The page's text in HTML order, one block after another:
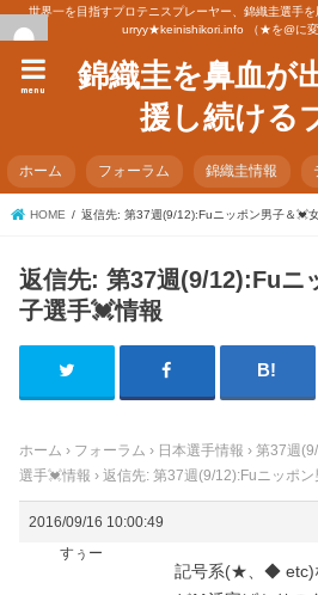
世界一を目指すプロテニスプレーヤー、錦織圭選手
urryy★keinishikori.info （★を@に変
錦織圭を鼻血が
援し続ける
menu
ホーム フォーラム 錦織圭情報
HOME 返信先: 第37週(9/12):Fuニッポン男子＆💓
返信先: 第37週(9/12):Fuニ
子選手💓情報
ホーム › フォーラム › 日本選手情報 › 第37週
選手💓情報 › 返信先: 第37週(9/12):Fuニッポ
2016/09/16 10:00:49
すぅー
記号系(★、◆ etc)